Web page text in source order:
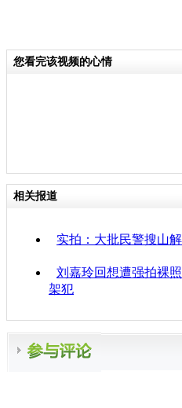
您看完该视频的心情
相关报道
实拍：大批民警搜山
刘嘉玲回想遭强拍裸
架犯